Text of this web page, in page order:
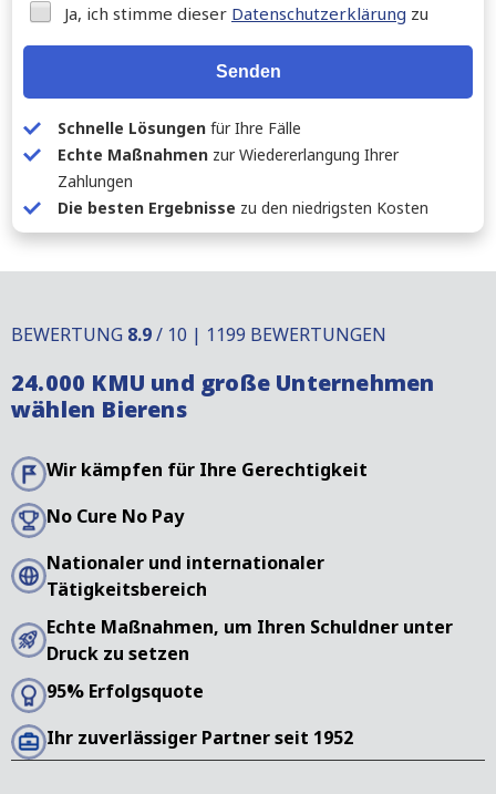
Ja, ich stimme dieser Datenschutzerklärung zu
Senden
Schnelle Lösungen für Ihre Fälle
Echte Maßnahmen zur Wiedererlangung Ihrer
Zahlungen
Die besten Ergebnisse zu den niedrigsten Kosten
BEWERTUNG 8.9/ 10 | 1199 BEWERTUNGEN
24.000 KMU und große Unternehmen
wählen Bierens
Wir kämpfen für Ihre Gerechtigkeit
No Cure No Pay
Nationaler und internationaler
Tätigkeitsbereich
Echte Maßnahmen, um Ihren Schuldner unter
Druck zu setzen
95% Erfolgsquote
Ihr zuverlässiger Partner seit 1952